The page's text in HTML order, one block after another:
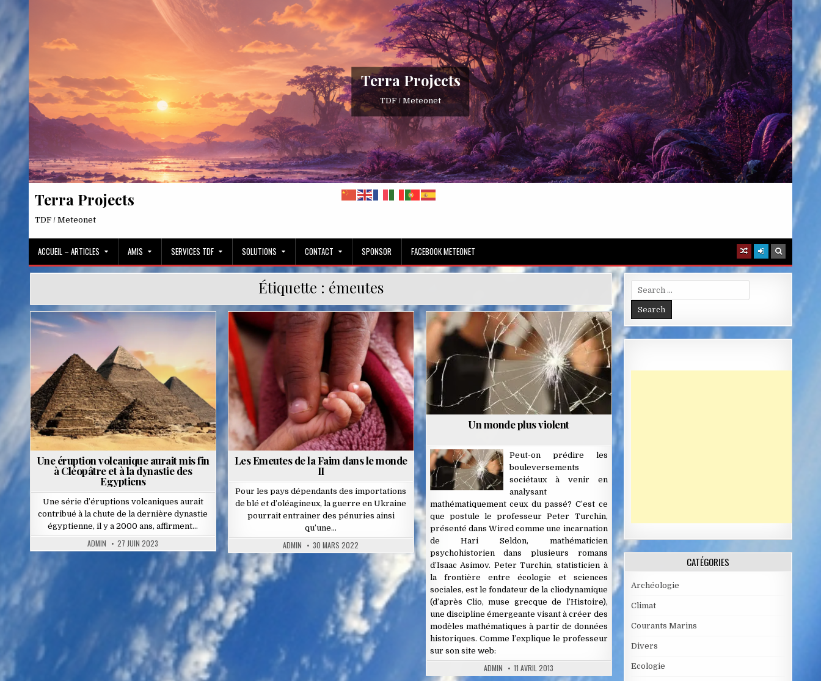
content
Terra Projects
TDF / Meteonet
Terra Projects
TDF / Meteonet
ACCUEIL – ARTICLES AMIS SERVICES TDF SOLUTIONS CONTACT SPONSOR FACEBOOK METEONET
Étiquette : émeutes
Une éruption volcanique aurait mis fin
à Cléopâtre et à la dynastie des
Egyptiens
Une série d’éruptions volcaniques aurait
contribué à la chute de la dernière dynastie
égyptienne, il y a 2000 ans, affirment…
ADMIN 27 JUIN 2023
Les Emeutes de la Faim dans le monde
II
Pour les pays dépendants des importations
de blé et d’oléagineux, la guerre en Ukraine
pourrait entrainer des pénuries ainsi
qu’une…
ADMIN 30 MARS 2022
Posted
in
Un monde plus violent
Peut-on prédire les
bouleversements
sociétaux à venir en
analysant
mathématiquement ceux du passé? C’est ce
que postule le professeur Peter Turchin,
présenté dans Wired comme une incarnation
de Hari Seldon, mathématicien
psychohistorien dans plusieurs romans
d’Isaac Asimov. Peter Turchin, statisticien à
la frontière entre écologie et sciences
sociales, est le fondateur de la cliodynamique
(d’après Clio, muse grecque de l’Histoire),
une discipline émergeante visant à créer des
modèles mathématiques à partir de données
historiques. Comme l’explique le professeur
sur son site web:
ADMIN 11 AVRIL 2013
Search
for:
CATÉGORIES
Archéologie
Climat
Courants Marins
Divers
Ecologie